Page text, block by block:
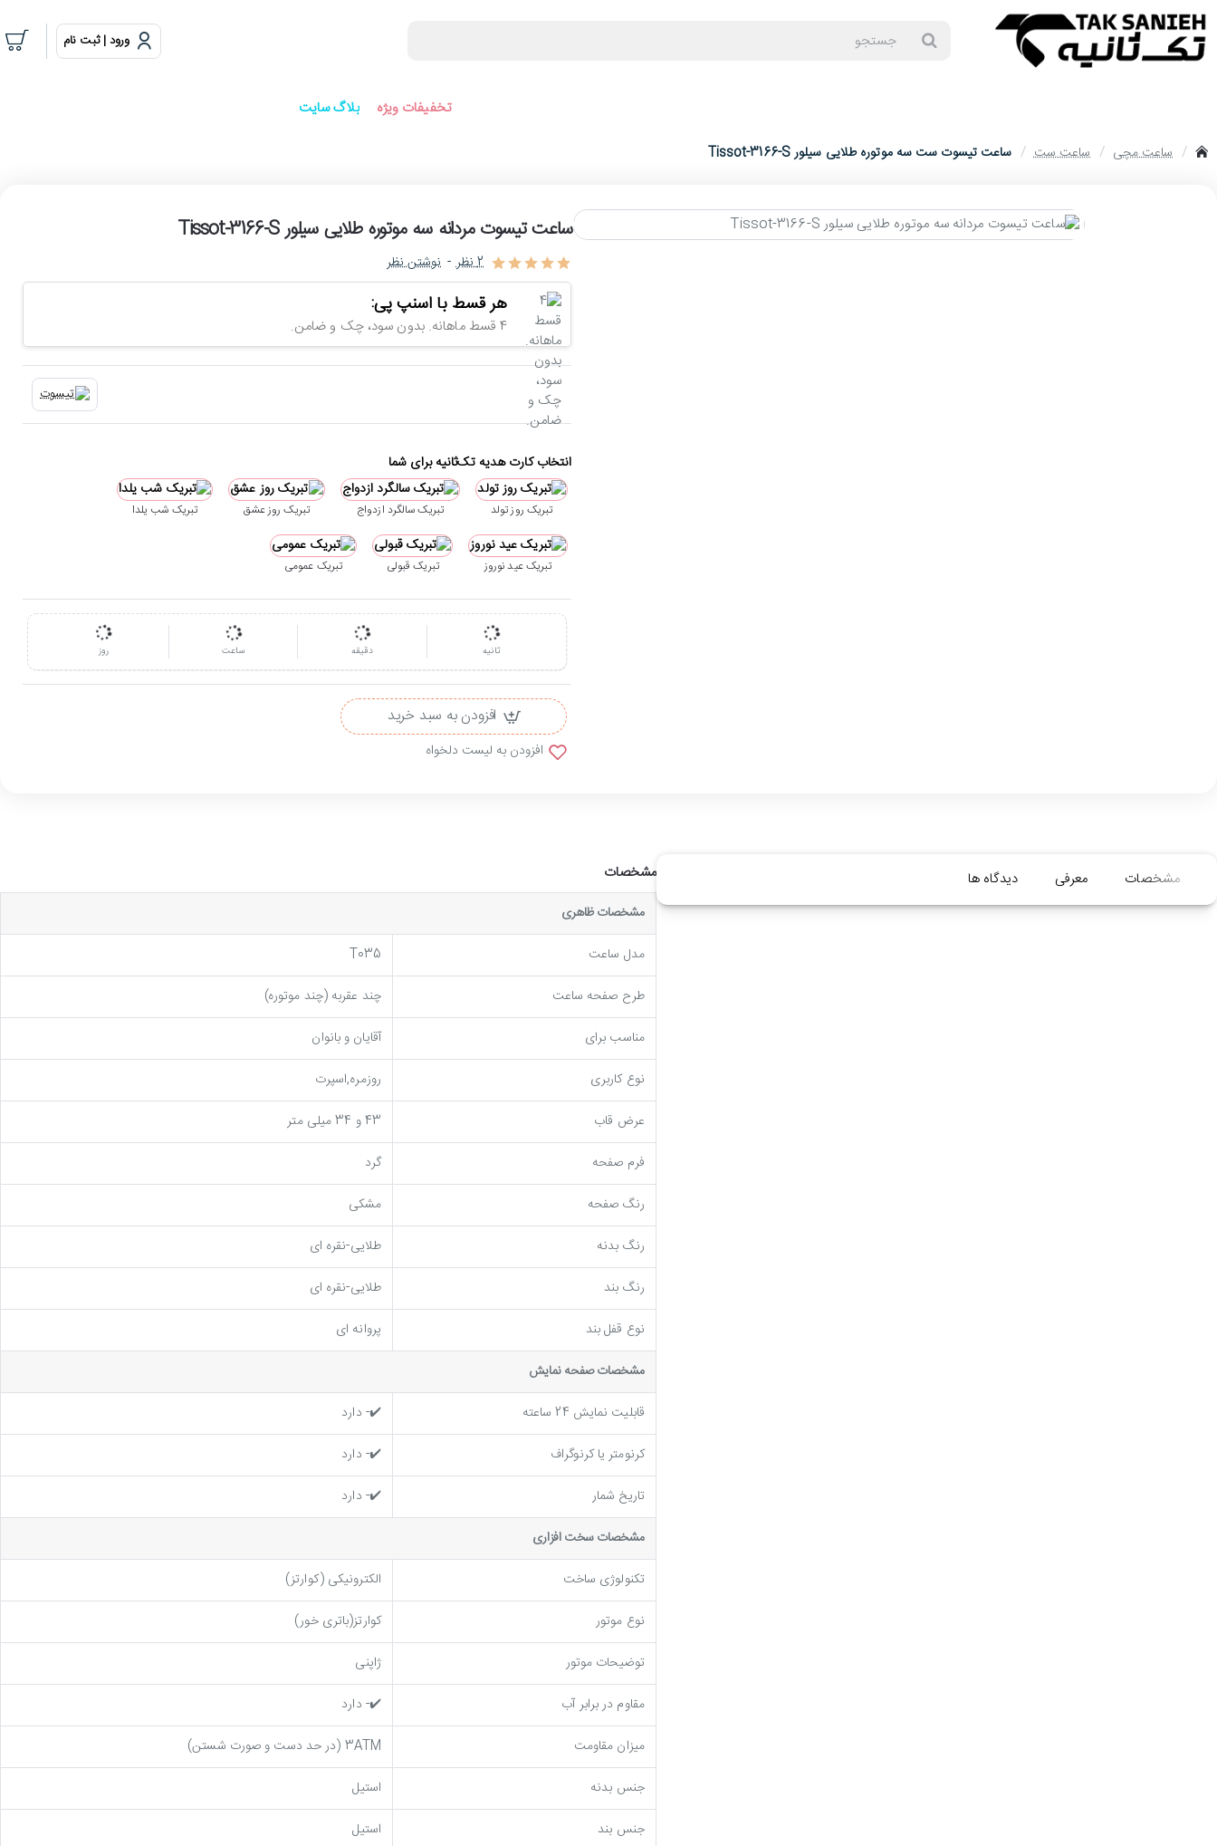
جستجو ورود | ثبت نام
تخفیفات ویژه بلاگ سایت
home
ساعت مچی ساعت ست ساعت تیسوت ست سه موتوره طلایی سیلور Tissot-3166-S
ساعت تیسوت مردانه سه موتوره طلایی سیلور Tissot-3166-S
هر قسط با اسنپ پی:
4 قسط ماهانه. بدون سود، چک و ضامن.
2 نظر - نوشتن نظر
روز ساعت دقیقه ثانیه
انتخاب کارت هدیه تک‌ثانیه برای شما
تبریک روز تولد تبریک سالگرد ازدواج تبریک روز عشق تبریک شب یلدا
تبریک عید نوروز تبریک قبولی تبریک عمومی
افزودن به سبد خرید
افزودن به لیست دلخواه
مشخصات معرفی دیدگاه ها مشخصات
مشخصات ظاهری
مدل ساعت
T035
طرح صفحه ساعت
چند عقربه (چند موتوره)
مناسب برای
آقایان و بانوان
نوع کاربری
روزمره,اسپرت
عرض قاب
43 و 34 میلی متر
فرم صفحه
گرد
رنگ صفحه
مشکی
رنگ بدنه
طلایی-نقره ای
رنگ بند
طلایی-نقره ای
نوع قفل بند
پروانه ای
مشخصات صفحه نمايش
قابلیت نمایش 24 ساعته
✔️- دارد
کرنومتر یا کرنوگراف
✔️- دارد
تاریخ شمار
✔️- دارد
مشخصات سخت افزاری
تکنولوژی ساخت
الکترونیکی (کوارتز)
نوع موتور
کوارتز(باتری خور)
توضیحات موتور
ژاپنی
مقاوم در برابر آب
✔️- دارد
میزان مقاومت
3ATM (در حد دست و صورت شستن)
جنس بدنه
استیل
جنس بند
استیل